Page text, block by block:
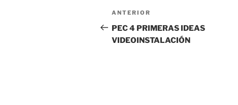
Navegación
de
entradas
Entrada
anterior:
ANTERIOR
PEC 4 PRIMERAS IDEAS
VIDEOINSTALACIÓN